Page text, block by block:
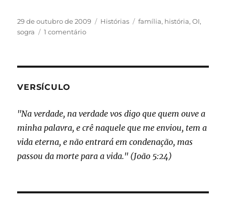
Publicado
em
29 de outubro de 2009 Categorias
Histórias Tags
família, história,OI,
sogra
1 comentárioem
VERSÍCULO
"Na verdade, na verdade vos digo que quem ouve a
minha palavra, e crê naquele que me enviou, tem a
vida eterna, e não entrará em condenação, mas
passou da morte para a vida." (João 5:24)